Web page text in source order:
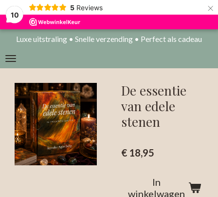
10
5 Reviews ×
Luxe uitstraling • Snelle verzending • Perfect als cadeau
De essentie
van edele
stenen
€ 18,95
In
winkelwagen